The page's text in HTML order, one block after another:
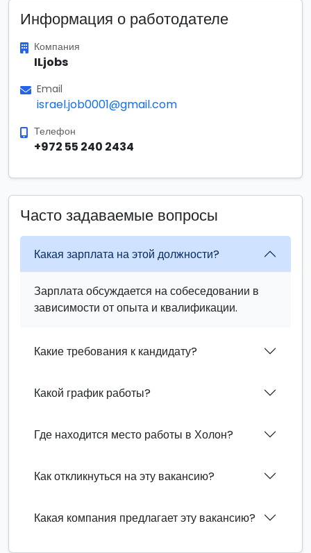
Информация о работодателе
Компания
ILjobs
Email
israel.job0001@gmail.com
Телефон
+972 55 240 2434
Часто задаваемые вопросы
Какая зарплата на этой должности?
Зарплата обсуждается на собеседовании в
зависимости от опыта и квалификации.
Какие требования к кандидату?
Какой график работы?
Где находится место работы в Холон?
Как откликнуться на эту вакансию?
Какая компания предлагает эту вакансию?